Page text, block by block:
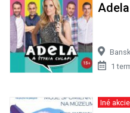
1
Iné